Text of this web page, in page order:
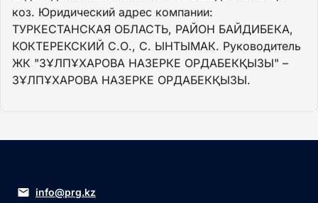
коз. Юридический адрес компании:
ТУРКЕСТАНСКАЯ ОБЛАСТЬ, РАЙОН БАЙДИБЕКА,
КОКТЕРЕКСКИЙ С.О., С. ЫНТЫМАК. Руководитель
ЖК "ЗҰЛПҰХАРОВА НАЗЕРКЕ ОРДАБЕКҚЫЗЫ" –
ЗҰЛПҰХАРОВА НАЗЕРКЕ ОРДАБЕКҚЫЗЫ.
info@prg.kz